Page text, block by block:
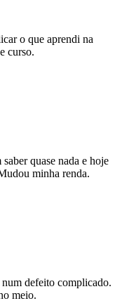
o que aprendi na
curso.
quase nada e hoje
minha renda.
defeito complicado.
meio.